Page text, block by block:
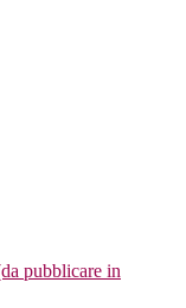
pubblicare in